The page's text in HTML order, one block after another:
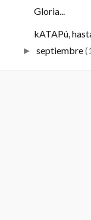
Gloria...
kATAPú,
► septiembre